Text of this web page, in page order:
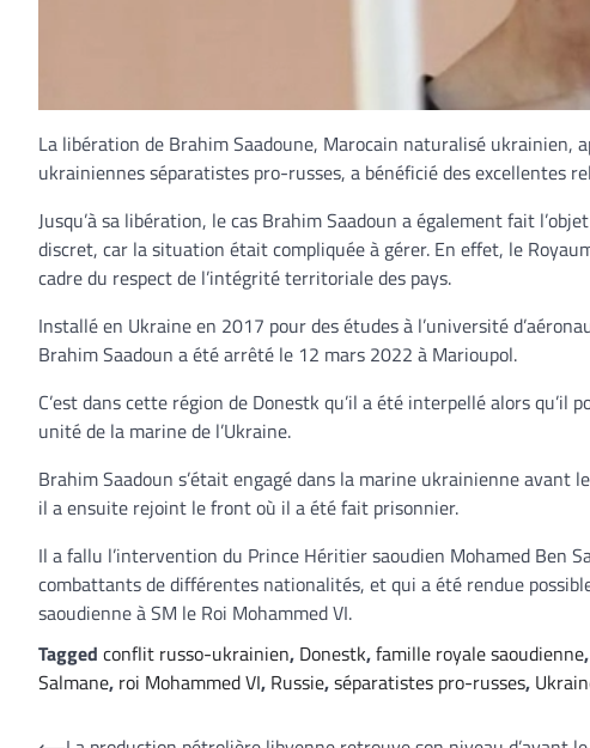
La libération de Brahim Saadoune, Marocain naturalisé ukrainien,
ukrainiennes séparatistes pro-russes, a bénéficié des excellentes
Jusqu’à sa libération, le cas Brahim Saadoun a également fait
discret, car la situation était compliquée à gérer. En effet, le
cadre du respect de l’intégrité territoriale des pays.
Installé en Ukraine en 2017 pour des études à l’université
Brahim Saadoun a été arrêté le 12 mars 2022 à Marioupol.
C’est dans cette région de Donestk qu’il a été interpellé alors
unité de la marine de l’Ukraine.
Brahim Saadoun s’était engagé dans la marine ukrainienne
il a ensuite rejoint le front où il a été fait prisonnier.
Il a fallu l’intervention du Prince Héritier saoudien Mohamed Ben
combattants de différentes nationalités, et qui a été rendue
saoudienne à SM le Roi Mohammed VI.
Tagged conflit russo-ukrainien, Donestk,famille royale saoudienne,
Salmane, roi Mohammed VI, Russie,séparatistes pro-russes,